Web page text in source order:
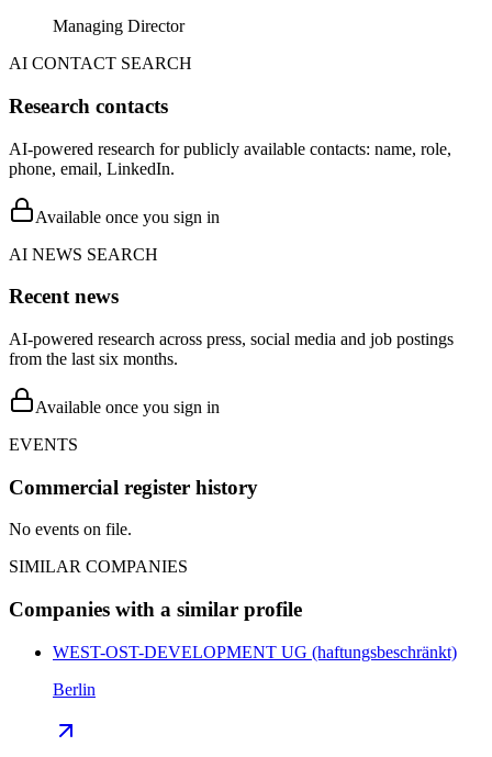
Managing Director
AI CONTACT SEARCH
Research contacts
AI-powered research for publicly available contacts: name, role,
phone, email, LinkedIn.
Available once you sign in
AI NEWS SEARCH
Recent news
AI-powered research across press, social media and job postings
from the last six months.
Available once you sign in
EVENTS
Commercial register history
No events on file.
SIMILAR COMPANIES
Companies with a similar profile
WEST-OST-DEVELOPMENT UG (haftungsbeschränkt)
Berlin